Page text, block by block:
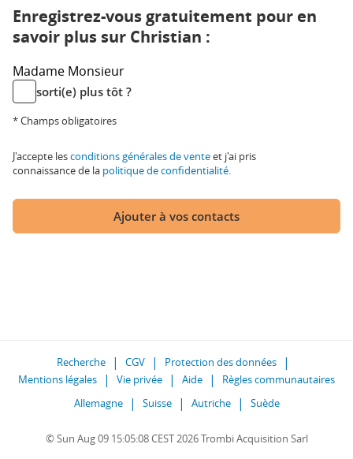
Enregistrez-vous gratuitement pour en
savoir plus sur Christian :
Madame Monsieur
sorti(e) plus tôt ?
* Champs obligatoires
J'accepte lesconditions générales de venteet j'ai pris
connaissance de la politique de confidentialité.
Ajouter à vos contacts
Recherche CGV
Protection des données
Mentions légales
Vie privée Aide
Règles communautaires
Allemagne
Suisse Autriche Suède
© Sun Aug 09 15:05:08 CEST 2026 Trombi Acquisition Sarl